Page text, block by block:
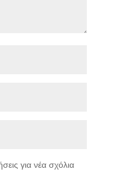
για νέα σχόλια